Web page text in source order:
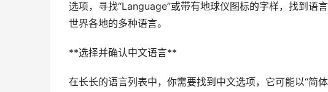
选项，寻找“Language”或带有地球仪图标的字样，找到语
世界各地的多种语言。
**选择并确认中文语言**
在长长的语言列表中，你需要找到中文选项，它可能以“简